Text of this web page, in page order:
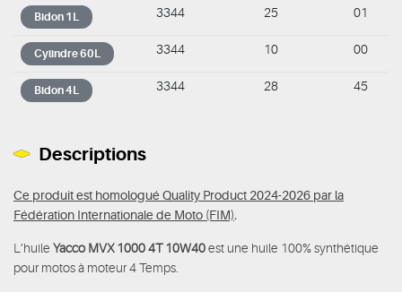
Bidon 1L 3344 25 01
Cylindre 60L 3344 10 00
Bidon 4L 3344 28 45
Descriptions
Ce produit est homologué Quality Product 2024-2026 par la
Fédération Internationale de Moto (FIM).
L’huile Yacco MVX 1000 4T 10W40est une huile 100% synthétique
pour motos à moteur 4 Temps.